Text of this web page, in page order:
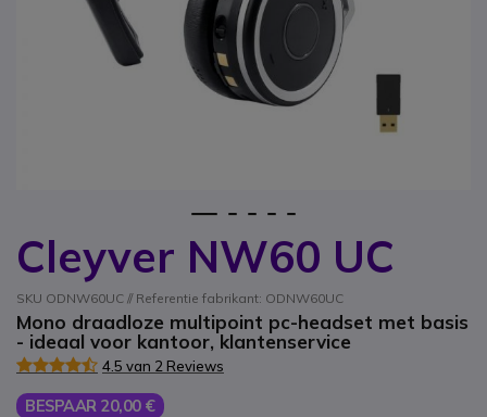
Cleyver NW60 UC
SKU ODNW60UC // Referentie fabrikant: ODNW60UC
Mono draadloze multipoint pc-headset met basis
- ideaal voor kantoor, klantenservice
4.5 van 2 Reviews
BESPAAR 20,00 €
Ga naar het begin van de afbeeldingen-gallerij